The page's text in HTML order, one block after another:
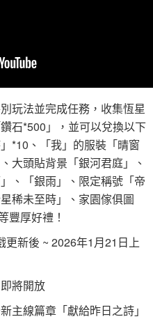
玩法並完成任務，收集恆星
石*500」，並可以兌換以下
*10、「我」的服裝「晴窗
大頭貼背景「銀河君庭」、
、「銀雨」、限定稱號「帝
稀未至時」、家園傢俱圖
豐厚好禮！
新後 ~ 2026年1月21日上
將開放
主線篇章「獻給昨日之詩」